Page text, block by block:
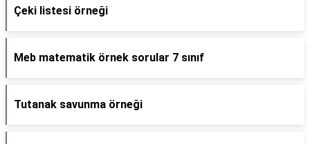
Çeki listesi örneği
Meb matematik örnek sorular 7 sınıf
Tutanak savunma örneği